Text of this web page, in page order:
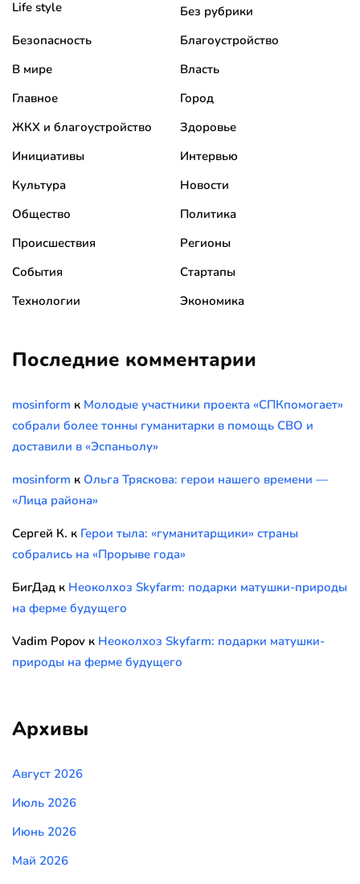
Life style
Без рубрики
Безопасность
Благоустройство
В мире
Власть
Главное
Город
ЖКХ и благоустройство
Здоровье
Инициативы
Интервью
Культура
Новости
Общество
Политика
Происшествия
Регионы
События
Стартапы
Технологии
Экономика
Последние комментарии
mosinform к Молодые участники проекта «СПКпомогает»
собрали более тонны гуманитарки в помощь СВО и
доставили в «Эспаньолу»
mosinform к Ольга Тряскова: герои нашего времени —
«Лица района»
Сергей К. к Герои тыла: «гуманитарщики» страны
собрались на «Прорыве года»
БигДад к Неоколхоз Skyfarm: подарки матушки-природы
на ферме будущего
Vadim Popov к Неоколхоз Skyfarm: подарки матушки-
природы на ферме будущего
Архивы
Август 2026
Июль 2026
Июнь 2026
Май 2026